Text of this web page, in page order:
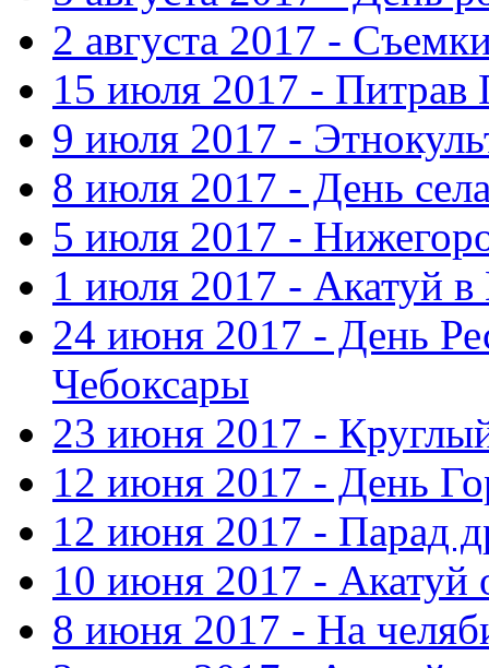
2 августа 2017 -
15 июля 2017 - Питрав
9 июля 2017 -
8 июля 2017 - День
5 июля 2017 -
1 июля 2017 - Акатуй
24 июня 2017 - День
Чебоксары
23 июня 2017 -
12 июня 2017 - День
12 июня 2017 - Парад
10 июня 2017 - Акатуй
8 июня 2017 - На